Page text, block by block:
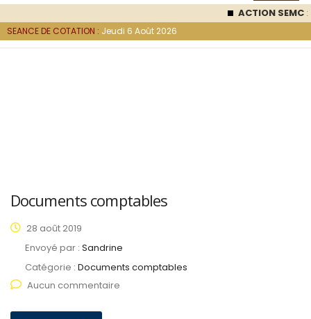
ACTION SEMC:
SEANCE DE COTATION : Jeudi 6 Août 2026
Documents comptables
28 août 2019
Envoyé par : Sandrine
Catégorie : Documents comptables
Aucun commentaire